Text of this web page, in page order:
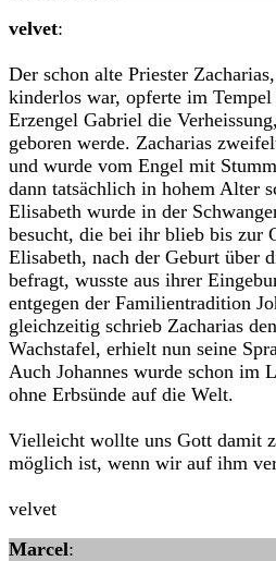
velvet:
Der schon alte Priester
kinderlos war, opferte im
Erzengel Gabriel die
geboren werde. Zacharias
und wurde vom Engel mit
dann tatsächlich in hohem Alter
Elisabeth wurde in der
besucht, die bei ihr blieb bis zur
Elisabeth, nach der Geburt über
befragt, wusste aus ihrer
entgegen der Familientradition
gleichzeitig schrieb Zacharias
Wachstafel, erhielt nun seine
Auch Johannes wurde schon im
ohne Erbsünde auf die Welt.
Vielleicht wollte uns Gott damit
möglich ist, wenn wir auf ihm
velvet
Marcel: